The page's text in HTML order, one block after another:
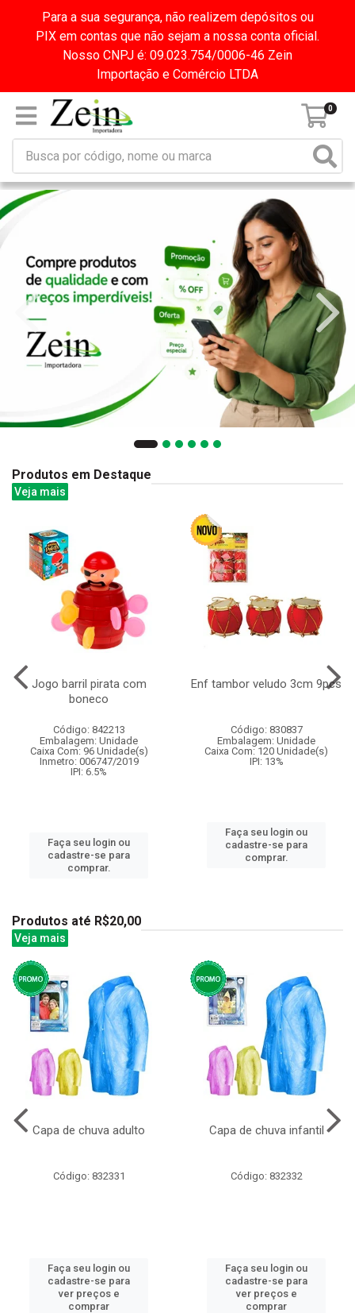
Para a sua segurança, não realizem depósitos ou
PIX em contas que não sejam a nossa conta oficial.
Nosso CNPJ é: 09.023.754/0006-46 Zein
Importação e Comércio LTDA
0
Produtos em Destaque
Veja mais
Jogo barril pirata com
boneco
Código: 842213
Embalagem: Unidade
Caixa Com: 96 Unidade(s)
Inmetro: 006747/2019
IPI: 6.5%
Faça seu login ou
cadastre-se para
comprar.
Enf tambor veludo 3cm 9pcs
Código: 830837
Embalagem: Unidade
Caixa Com: 120 Unidade(s)
IPI: 13%
Faça seu login ou
cadastre-se para
comprar.
Produtos até R$20,00
Veja mais
Capa de chuva adulto
Código: 832331
Faça seu login ou
cadastre-se para
ver preços e
comprar
Capa de chuva infantil
Código: 832332
Faça seu login ou
cadastre-se para
ver preços e
comprar